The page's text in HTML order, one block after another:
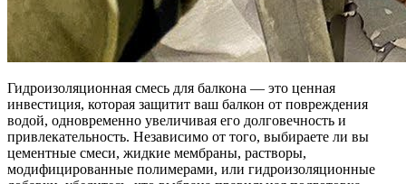
Гидроизоляционная смесь для балкона — это ценная
инвестиция, которая защитит ваш балкон от повреждения
водой, одновременно увеличивая его долговечность и
привлекательность. Независимо от того, выбираете ли вы
цементные смеси, жидкие мембраны, растворы,
модифицированные полимерами, или гидроизоляционные